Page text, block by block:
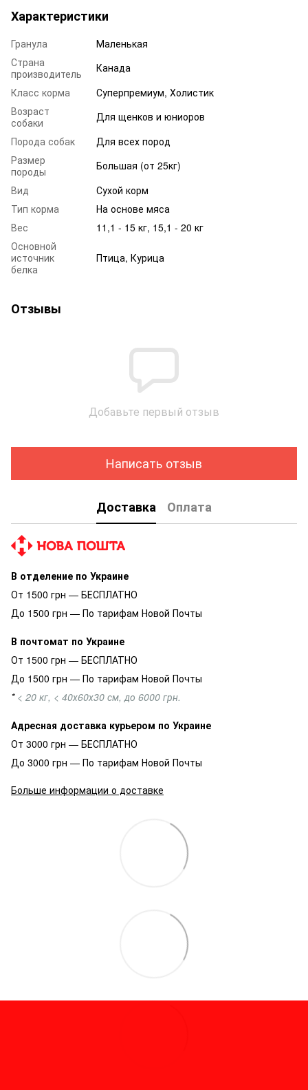
Характеристики
Гранула
Маленькая
Страна
производитель
Канада
Класс корма
Суперпремиум, Холистик
Возраст
собаки
Для щенков и юниоров
Порода собак
Для всех пород
Размер
породы
Большая (от 25кг)
Вид
Сухой корм
Тип корма
На основе мяса
Вес
11,1 - 15 кг, 15,1 - 20 кг
Основной
источник
белка
Птица, Курица
Отзывы
Добавьте первый отзыв
Написать отзыв
Доставка Оплата
В отделение по Украине
От 1500 грн — БЕСПЛАТНО
До 1500 грн — По тарифам Новой Почты
В почтомат по Украине
От 1500 грн — БЕСПЛАТНО
До 1500 грн — По тарифам Новой Почты
* < 20 кг, < 40х60х30 см, до 6000 грн.
Адресная доставка курьером по Украине
От 3000 грн — БЕСПЛАТНО
До 3000 грн — По тарифам Новой Почты
Больше информации о доставке